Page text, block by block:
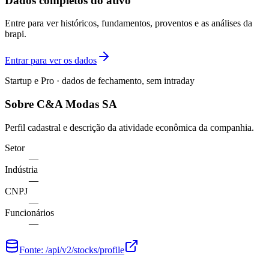
Entre para ver históricos, fundamentos, proventos e as análises da
brapi.
Entrar para ver os dados
Startup e Pro · dados de fechamento, sem intraday
Sobre C&A Modas SA
Perfil cadastral e descrição da atividade econômica da companhia.
Setor
—
Indústria
—
CNPJ
—
Funcionários
—
Fonte: /api/v2/stocks/profile